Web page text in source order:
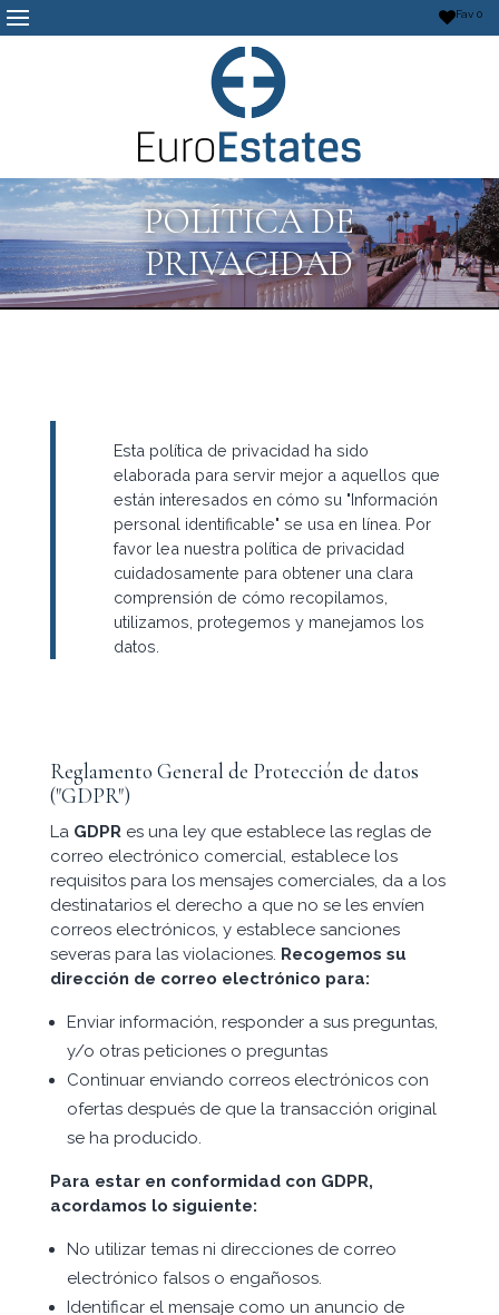
Fav 0
POLÍTICA DE
PRIVACIDAD
Esta política de privacidad ha sido
elaborada para servir mejor a aquellos que
están interesados en cómo su "Información
personal identificable" se usa en línea. Por
favor lea nuestra política de privacidad
cuidadosamente para obtener una clara
comprensión de cómo recopilamos,
utilizamos, protegemos y manejamos los
datos.
Reglamento General de Protección de datos
("GDPR")
La GDPR es una ley que establece las reglas de
correo electrónico comercial, establece los
requisitos para los mensajes comerciales, da a los
destinatarios el derecho a que no se les envíen
correos electrónicos, y establece sanciones
severas para las violaciones. Recogemos su
dirección de correo electrónico para:
Enviar información, responder a sus preguntas,
y/o otras peticiones o preguntas
Continuar enviando correos electrónicos con
ofertas después de que la transacción original
se ha producido.
Para estar en conformidad con GDPR,
acordamos lo siguiente:
No utilizar temas ni direcciones de correo
electrónico falsos o engañosos.
Identificar el mensaje como un anuncio de